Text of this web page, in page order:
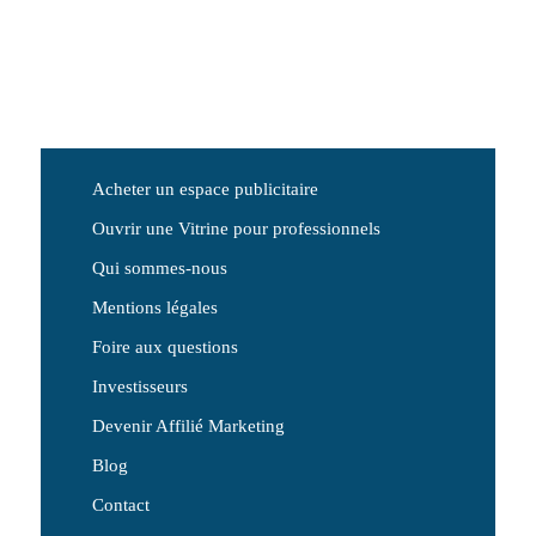
Acheter un espace publicitaire
Ouvrir une Vitrine pour professionnels
Qui sommes-nous
Mentions légales
Foire aux questions
Investisseurs
Devenir Affilié Marketing
Blog
Contact